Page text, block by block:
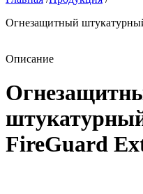
Огнезащитный
Описание
FireGuard